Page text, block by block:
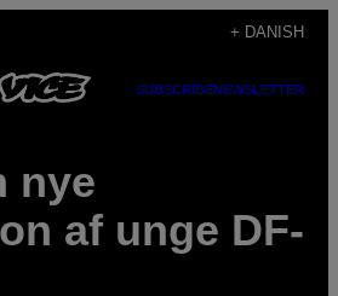
+ DANISH
SUBSCRIBENEWSLETTER
nye
af unge DF-